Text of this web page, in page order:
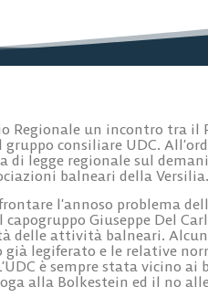
Regionale un incontro tra
consiliare UDC.
di legge regionale sul
balneari della Versilia.
l’annoso problema
Giuseppe Del
delle attività balneari.
legiferato e le relative
è sempre stata vicino
alla Bolkestein ed il no